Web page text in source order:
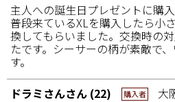
主人への誕生日プレゼントに購入
普段来ているXLを購入したら小
換してもらいました。交換時の
たです。シーサーの柄が素敵で
す。
ドラミさん
22 購入者 大